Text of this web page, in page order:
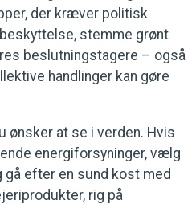
der kræver politisk
stemme grønt
beslutningstagere – også
handlinger kan gøre
ønsker at se i verden. Hvis
energiforsyninger, vælg
efter en sund kost med
rig på